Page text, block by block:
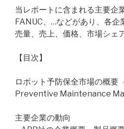
当レポートに含まれる主要企
FANUC、…などがあり、各企
売量、売上、価格、市場シェ
【目次】
ロボット予防保全市場の概要
Preventive Maintenance
主要企業の動向